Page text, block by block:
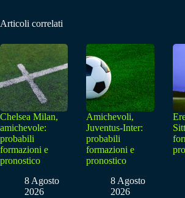
Articoli correlati
Chelsea Milan,
amichevole:
probabili
formazioni e
pronostico
8 Agosto
2026
Amichevoli,
Juventus-Inter:
probabili
formazioni e
pronostico
8 Agosto
2026